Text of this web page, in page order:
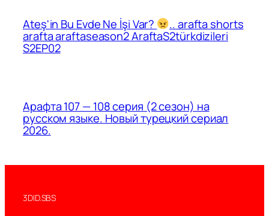
Ateş'in Bu Evde Ne İşi Var? .. arafta shorts
arafta araftaseason2 AraftaS2türkdizileri
S2EP02
Арафта 107 — 108 серия (2 сезон) на
русском языке. Новый турецкий сериал
2026.
3DID.SBS